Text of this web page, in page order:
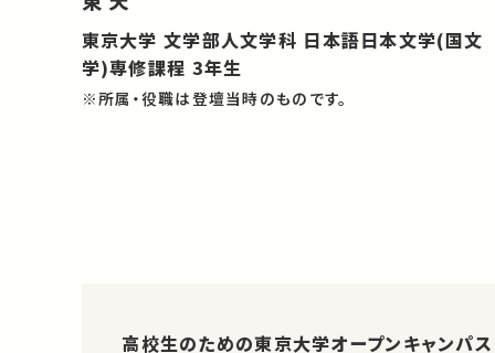
東京大学 文学部人文学科 日本語日本文学(国文
学)専修課程 3年生
※所属・役職は登壇当時のものです。
高校生のための東京大学オープンキャンパス